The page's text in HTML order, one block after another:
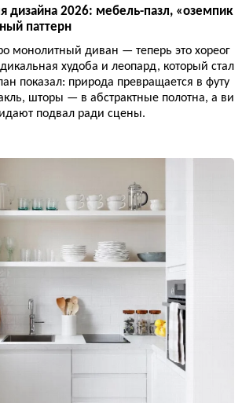
дизайна 2026: мебель-пазл, «оземпик
паттерн
монолитный диван — теперь это хореог
худоба и леопард, который стал
показал: природа превращается в футу
шторы — в абстрактные полотна, а ви
подвал ради сцены.